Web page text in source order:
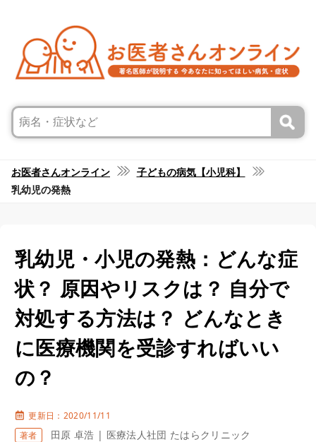
お医者さんオンライン
子どもの病気【小児科】
乳幼児の発熱
乳幼児・小児の発熱：どんな症
状？ 原因やリスクは？ 自分で
対処する方法は？ どんなとき
に医療機関を受診すればいい
の？
更新日：2020/11/11
著者
田原 卓浩 | 医療法人社団 たはらクリニック